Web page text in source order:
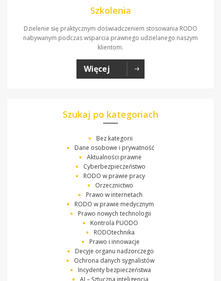
Szkolenia
Dzielenie się praktycznym doświadczeniem stosowania RODO
nabywanym podczas wsparcia prawnego udzielanego naszym
klientom.
Więcej
Szukaj po kategoriach
Bez kategorii
Dane osobowe i prywatność
Aktualności prawne
Cyberbezpieczeństwo
RODO w prawie pracy
Orzecznictwo
Prawo w internetach
RODO w prawie medycznym
Prawo nowych technologii
Kontrola PUODO
RODOtechnika
Prawo i innowacje
Decyje organu nadzorczego
Ochrona danych sygnalistów
Incydenty bezpieczeństwa